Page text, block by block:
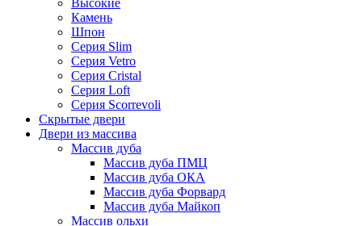
Высокие
Камень
Шпон
Серия Slim
Серия Vetro
Серия Cristal
Серия Loft
Серия Scorrevoli
Скрытые двери
Двери из массива
Массив дуба
Массив дуба ПМЦ
Массив дуба ОКА
Массив дуба Форвард
Массив дуба Майкоп
Массив ольхи